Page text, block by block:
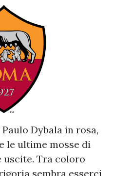
Dybala in rosa,
le ultime mosse di
Tra coloro
sembra esserci